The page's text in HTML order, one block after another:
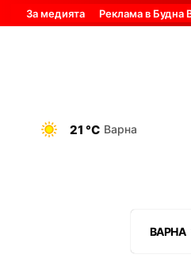
За медията Реклама в Будна
21 °C Варна
ВАРНА